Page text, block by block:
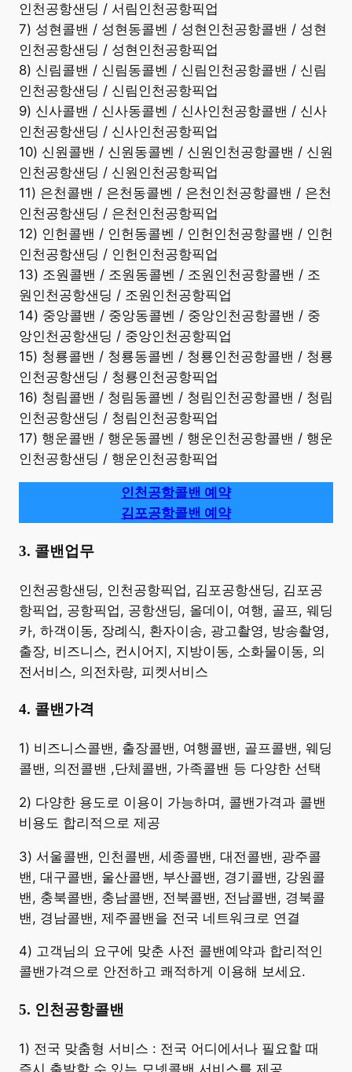
인천공항샌딩 / 서림인천공항픽업
7) 성현콜밴 / 성현동콜벤 / 성현인천공항콜밴 / 성현
인천공항샌딩 / 성현인천공항픽업
8) 신림콜밴 / 신림동콜벤 / 신림인천공항콜밴 / 신림
인천공항샌딩 / 신림인천공항픽업
9) 신사콜밴 / 신사동콜벤 / 신사인천공항콜밴 / 신사
인천공항샌딩 / 신사인천공항픽업
10) 신원콜밴 / 신원동콜벤 / 신원인천공항콜밴 / 신원
인천공항샌딩 / 신원인천공항픽업
11) 은천콜밴 / 은천동콜벤 / 은천인천공항콜밴 / 은천
인천공항샌딩 / 은천인천공항픽업
12) 인헌콜밴 / 인헌동콜벤 / 인헌인천공항콜밴 / 인헌
인천공항샌딩 / 인헌인천공항픽업
13) 조원콜밴 / 조원동콜벤 / 조원인천공항콜밴 / 조
원인천공항샌딩 / 조원인천공항픽업
14) 중앙콜밴 / 중앙동콜벤 / 중앙인천공항콜밴 / 중
앙인천공항샌딩 / 중앙인천공항픽업
15) 청룡콜밴 / 청룡동콜벤 / 청룡인천공항콜밴 / 청룡
인천공항샌딩 / 청룡인천공항픽업
16) 청림콜밴 / 청림동콜벤 / 청림인천공항콜밴 / 청림
인천공항샌딩 / 청림인천공항픽업
17) 행운콜밴 / 행운동콜벤 / 행운인천공항콜밴 / 행운
인천공항샌딩 / 행운인천공항픽업
인천공항콜밴 예약
김포공항콜밴 예약
3. 콜밴업무
​인천공항샌딩, 인천공항픽업, 김포공항샌딩, 김포공
항픽업, 공항픽업, 공항샌딩, 올데이, 여행, 골프, 웨딩
카, 하객이동, 장례식, 환자이송, 광고촬영, 방송촬영,
출장, 비즈니스, 컨시어지, 지방이동, 소화물이동, 의
전서비스, 의전차량, 피켓서비스
4. 콜밴가격
​1) 비즈니스콜밴, 출장콜밴, 여행콜밴, 골프콜밴, 웨딩
콜밴, 의전콜밴 ,단체콜밴, 가족콜밴 등 다양한 선택
2) 다양한 용도로 이용이 가능하며, 콜밴가격과 콜밴
비용도 합리적으로 제공
3) 서울콜밴, 인천콜밴, 세종콜밴, 대전콜밴, 광주콜
밴, 대구콜밴, 울산콜밴, 부산콜밴, 경기콜밴, 강원콜
밴, 충북콜밴, 충남콜밴, 전북콜밴, 전남콜밴, 경북콜
밴, 경남콜밴, 제주콜밴을 전국 네트워크로 연결
4) 고객님의 요구에 맞춘 사전 콜밴예약과 합리적인
콜밴가격으로 안전하고 쾌적하게 이용해 보세요.
5. 인천공항콜밴
​1) 전국 맞춤형 서비스 : 전국 어디에서나 필요할 때
즉시 출발할 수 있는 모넷콜밴 서비스를 제공